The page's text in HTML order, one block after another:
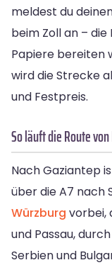
meldest du
beim Zoll an –
Papiere bereiten
wird die Strecke
und Festpreis.
So läuft die Route
Nach Gaziantep
über die A7 nach
Würzburg vorbei,
und Passau,
Serbien und